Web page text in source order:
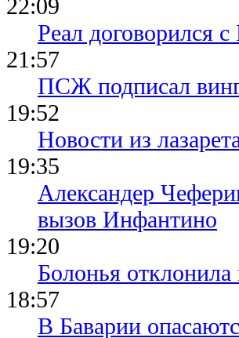
22:09
Реал договорился
21:57
ПСЖ подписал
19:52
Новости из
19:35
Александер
вызов Инфантино
19:20
Болонья
18:57
В Баварии